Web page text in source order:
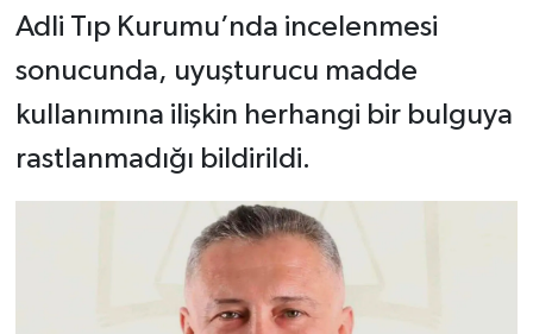
Adli Tıp Kurumu’nda incelenmesi
sonucunda, uyuşturucu madde
kullanımına ilişkin herhangi bir bulguya
rastlanmadığı bildirildi.